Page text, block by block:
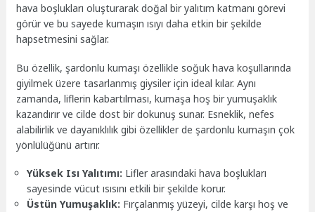
hava boşlukları oluşturarak doğal bir yalıtım katmanı görevi
görür ve bu sayede kumaşın ısıyı daha etkin bir şekilde
hapsetmesini sağlar.
Bu özellik, şardonlu kumaşı özellikle soğuk hava koşullarında
giyilmek üzere tasarlanmış giysiler için ideal kılar. Aynı
zamanda, liflerin kabartılması, kumaşa hoş bir yumuşaklık
kazandırır ve cilde dost bir dokunuş sunar. Esneklik, nefes
alabilirlik ve dayanıklılık gibi özellikler de şardonlu kumaşın çok
yönlülüğünü artırır.
Yüksek Isı Yalıtımı: Lifler arasındaki hava boşlukları
sayesinde vücut ısısını etkili bir şekilde korur.
Üstün Yumuşaklık: Fırçalanmış yüzeyi, cilde karşı hoş ve